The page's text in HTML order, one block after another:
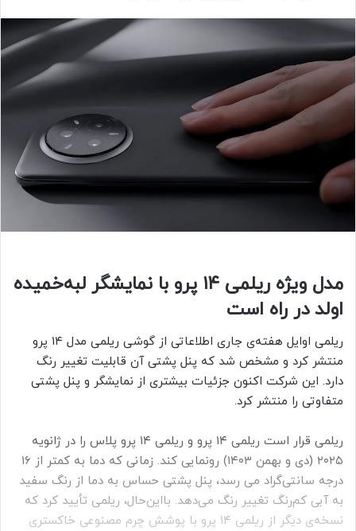
مدل ویژه ریلمی ۱۴ پرو با نمایشگر لبه‌خمیده
اولد در راه است
ریلمی اوایل هفته‌ی جاری اطلاعاتی از گوشی ریلمی مدل ۱۴ پرو
منتشر کرد و مشخص شد که پنل پشتی آن قابلیت تغییر رنگ
دارد. این شرکت اکنون جزئیات بیشتری از نمایشگر و پنل پشتی
متفاوتی را منتشر کرد.
ریلمی قرار است ریلمی ۱۴ پرو و ریلمی ۱۴ پرو پلاس را در ژانویه
۲۰۲۵ (دی و بهمن ۱۴۰۳) رونمایی کند. زمانی که دما به کمتر از ۱۶
درجه سانتی‌گراد می رسد، پنل پشتی حساس به دما از رنگ سفید
به آبی کم‌رنگ تغییر رنگ می‌دهد. بااین‌حال، ریلمی تأیید کرد که
نسخه‌ی دیگر از ریلمی ۱۴ پرو با پوشش چرم مصنوعی خاکستری